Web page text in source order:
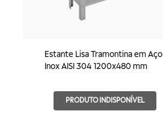
Estante Lisa Tramontina em Aço
Inox AISI 304 1200x480 mm
PRODUTO INDISPONÍVEL